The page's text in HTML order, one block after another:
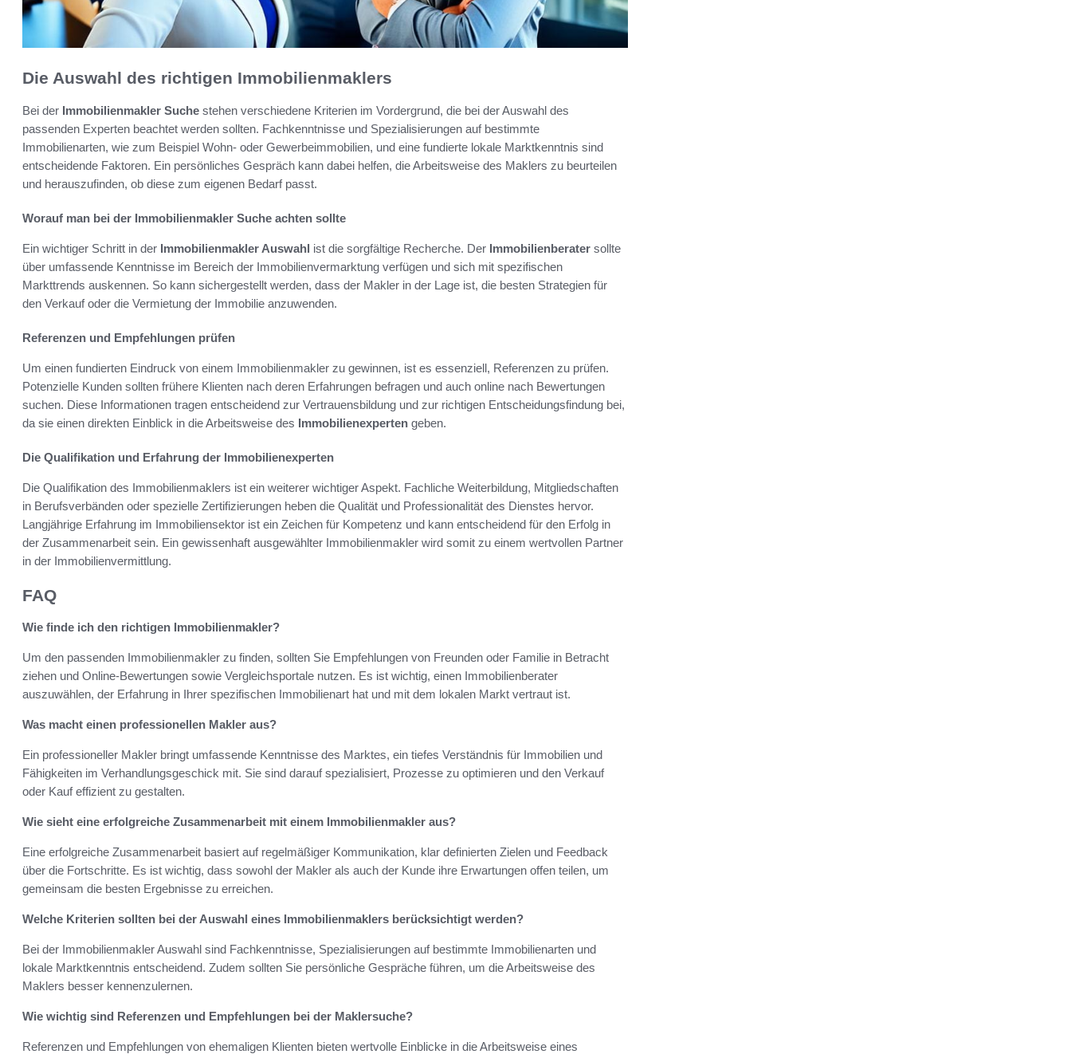
Die Auswahl des richtigen Immobilienmaklers
Bei der Immobilienmakler Suche stehen verschiedene Kriterien im Vordergrund, die bei der Auswahl des
passenden Experten beachtet werden sollten. Fachkenntnisse und Spezialisierungen auf bestimmte
Immobilienarten, wie zum Beispiel Wohn- oder Gewerbeimmobilien, und eine fundierte lokale Marktkenntnis sind
entscheidende Faktoren. Ein persönliches Gespräch kann dabei helfen, die Arbeitsweise des Maklers zu beurteilen
und herauszufinden, ob diese zum eigenen Bedarf passt.
Worauf man bei der Immobilienmakler Suche achten sollte
Ein wichtiger Schritt in der Immobilienmakler Auswahl ist die sorgfältige Recherche. Der Immobilienberater sollte
über umfassende Kenntnisse im Bereich der Immobilienvermarktung verfügen und sich mit spezifischen
Markttrends auskennen. So kann sichergestellt werden, dass der Makler in der Lage ist, die besten Strategien für
den Verkauf oder die Vermietung der Immobilie anzuwenden.
Referenzen und Empfehlungen prüfen
Um einen fundierten Eindruck von einem Immobilienmakler zu gewinnen, ist es essenziell, Referenzen zu prüfen.
Potenzielle Kunden sollten frühere Klienten nach deren Erfahrungen befragen und auch online nach Bewertungen
suchen. Diese Informationen tragen entscheidend zur Vertrauensbildung und zur richtigen Entscheidungsfindung bei,
da sie einen direkten Einblick in die Arbeitsweise des Immobilienexperten geben.
Die Qualifikation und Erfahrung der Immobilienexperten
Die Qualifikation des Immobilienmaklers ist ein weiterer wichtiger Aspekt. Fachliche Weiterbildung, Mitgliedschaften
in Berufsverbänden oder spezielle Zertifizierungen heben die Qualität und Professionalität des Dienstes hervor.
Langjährige Erfahrung im Immobiliensektor ist ein Zeichen für Kompetenz und kann entscheidend für den Erfolg in
der Zusammenarbeit sein. Ein gewissenhaft ausgewählter Immobilienmakler wird somit zu einem wertvollen Partner
in der Immobilienvermittlung.
FAQ
Wie finde ich den richtigen Immobilienmakler?
Um den passenden Immobilienmakler zu finden, sollten Sie Empfehlungen von Freunden oder Familie in Betracht
ziehen und Online-Bewertungen sowie Vergleichsportale nutzen. Es ist wichtig, einen Immobilienberater
auszuwählen, der Erfahrung in Ihrer spezifischen Immobilienart hat und mit dem lokalen Markt vertraut ist.
Was macht einen professionellen Makler aus?
Ein professioneller Makler bringt umfassende Kenntnisse des Marktes, ein tiefes Verständnis für Immobilien und
Fähigkeiten im Verhandlungsgeschick mit. Sie sind darauf spezialisiert, Prozesse zu optimieren und den Verkauf
oder Kauf effizient zu gestalten.
Wie sieht eine erfolgreiche Zusammenarbeit mit einem Immobilienmakler aus?
Eine erfolgreiche Zusammenarbeit basiert auf regelmäßiger Kommunikation, klar definierten Zielen und Feedback
über die Fortschritte. Es ist wichtig, dass sowohl der Makler als auch der Kunde ihre Erwartungen offen teilen, um
gemeinsam die besten Ergebnisse zu erreichen.
Welche Kriterien sollten bei der Auswahl eines Immobilienmaklers berücksichtigt werden?
Bei der Immobilienmakler Auswahl sind Fachkenntnisse, Spezialisierungen auf bestimmte Immobilienarten und
lokale Marktkenntnis entscheidend. Zudem sollten Sie persönliche Gespräche führen, um die Arbeitsweise des
Maklers besser kennenzulernen.
Wie wichtig sind Referenzen und Empfehlungen bei der Maklersuche?
Referenzen und Empfehlungen von ehemaligen Klienten bieten wertvolle Einblicke in die Arbeitsweise eines